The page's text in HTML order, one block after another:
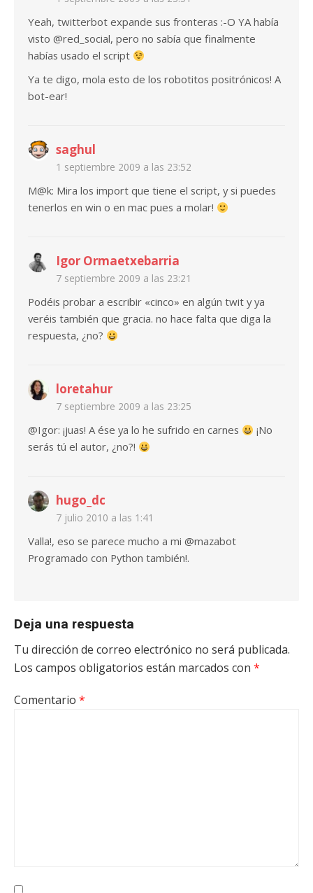
Yeah, twitterbot expande sus fronteras :-O YA había
visto @red_social, pero no sabía que finalmente
habías usado el script
Ya te digo, mola esto de los robotitos positrónicos! A
bot-ear!
saghul
1 septiembre 2009 a las 23:52
M@k: Mira los import que tiene el script, y si puedes
tenerlos en win o en mac pues a molar!
Igor Ormaetxebarria
7 septiembre 2009 a las 23:21
Podéis probar a escribir «cinco» en algún twit y ya
veréis también que gracia. no hace falta que diga la
respuesta, ¿no?
loretahur
7 septiembre 2009 a las 23:25
@Igor: ¡juas! A ése ya lo he sufrido en carnes
¡No
serás tú el autor, ¿no?!
hugo_dc
7 julio 2010 a las 1:41
Valla!, eso se parece mucho a mi @mazabot
Programado con Python también!.
Deja una respuesta
Tu dirección de correo electrónico no será publicada.
Los campos obligatorios están marcados con *
Comentario *